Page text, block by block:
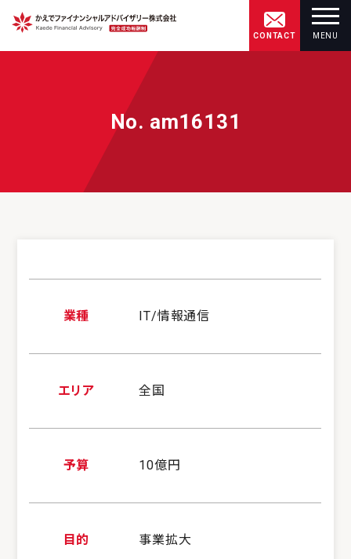
CONTACT MENU
No. am16131
業種 IT/情報通信
エリア 全国
予算 10億円
目的 事業拡大